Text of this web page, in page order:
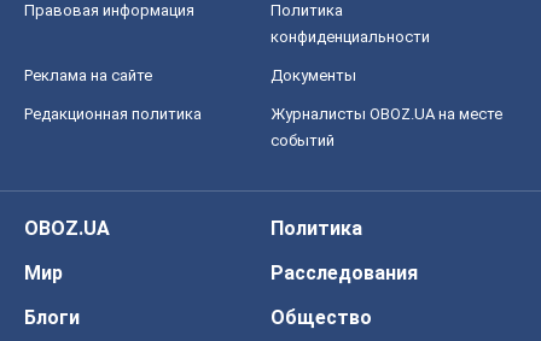
Правовая информация
Политика
конфиденциальности
Реклама на сайте Документы
Редакционная политика
Журналисты OBOZ.UA на месте
событий
OBOZ.UA
Политика
Мир
Расследования
Блоги
Общество